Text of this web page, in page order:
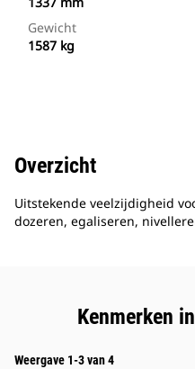
Gewicht
1587 kg
Overzicht
Uitstekende veelzijdigheid
dozeren, egaliseren,
Kenmerken
Weergave 1-3 van 4